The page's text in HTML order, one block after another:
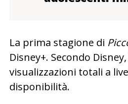
La prima stagione di
Disney+. Secondo
visualizzazioni totali a
disponibilità.